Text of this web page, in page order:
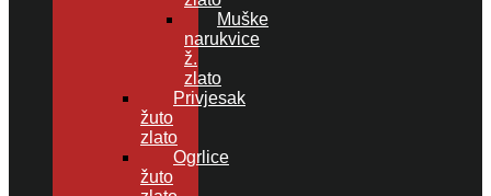
Muške
narukvice
ž.
zlato
Privjesak
žuto
zlato
Ogrlice
žuto